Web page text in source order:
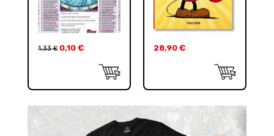
1,33€ 0,10 € 28,90 €